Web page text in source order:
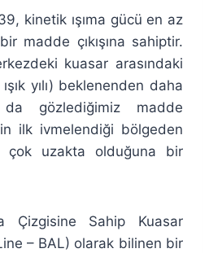
kinetik ışıma gücü en az
madde çıkışına sahiptir.
kuasar arasındaki
yılı) beklenenden daha
gözlediğimiz madde
ilk ivmelendiği bölgeden
çok uzakta olduğuna bir
Çizgisine Sahip Kuasar
– BAL) olarak bilinen bir